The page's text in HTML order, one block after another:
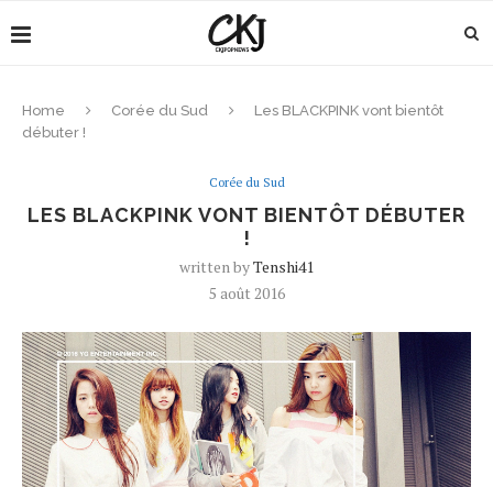
Home Corée du Sud
Les BLACKPINK vont bientôt
débuter !
Corée du Sud
LES BLACKPINK VONT BIENTÔT DÉBUTER
!
written byTenshi41
5 août 2016